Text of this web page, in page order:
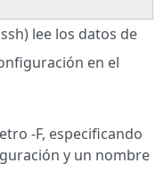
lee los datos de
en el
-F, especificando
y un nombre